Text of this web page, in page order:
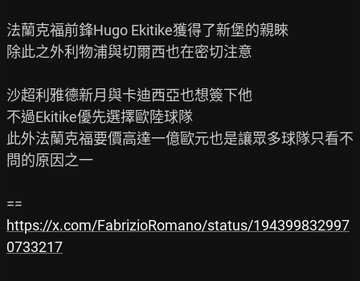
法蘭克福前鋒Hugo Ekitike獲得了新堡的親睞
除此之外利物浦與切爾西也在密切注意
沙超利雅德新月與卡迪西亞也想簽下他
不過Ekitike優先選擇歐陸球隊
此外法蘭克福要價高達一億歐元也是讓眾多球隊只看不
問的原因之一
https://x.com/FabrizioRomano/status/194399832997
0733217